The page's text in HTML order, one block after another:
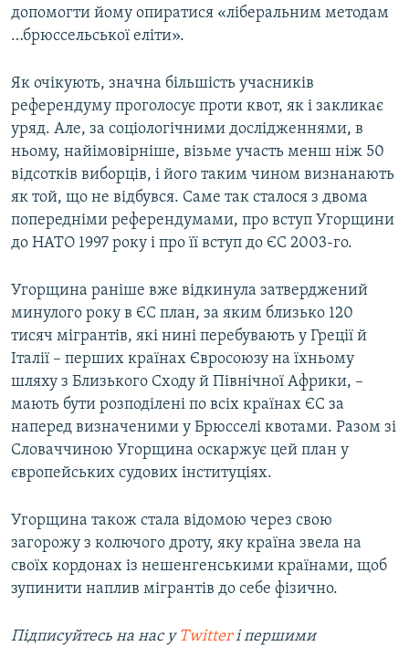
допомогти йому опиратися «ліберальним методам
…брюссельської еліти».
Як очікують, значна більшість учасників
референдуму проголосує проти квот, як і закликає
уряд. Але, за соціологічними дослідженнями, в
ньому, найімовірніше, візьме участь менш ніж 50
відсотків виборців, і його таким чином визнанають
як той, що не відбувся. Саме так сталося з двома
попередніми референдумами, про вступ Угорщини
до НАТО 1997 року і про її вступ до ЄС 2003-го.
Угорщина раніше вже відкинула затверджений
минулого року в ЄС план, за яким близько 120
тисяч мігрантів, які нині перебувають у Греції й
Італії – перших країнах Євросоюзу на їхньому
шляху з Близького Сходу й Північної Африки, –
мають бути розподілені по всіх країнах ЄС за
наперед визначеними у Брюсселі квотами. Разом зі
Словаччиною Угорщина оскаржує цей план у
європейських судових інституціях.
Угорщина також стала відомою через свою
загорожу з колючого дроту, яку країна звела на
своїх кордонах із нешенгенськими країнами, щоб
зупинити наплив мігрантів до себе фізично.
Підписуйтесь на наc у Twitterі першими